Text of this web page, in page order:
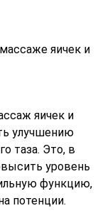
яичек и
яичек и
улучшению
таза. Это, в
уровень
функцию,
потенции.